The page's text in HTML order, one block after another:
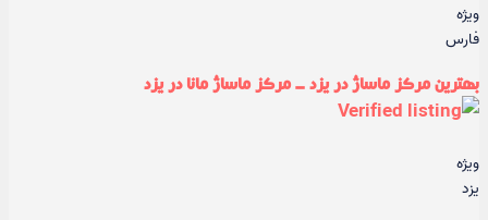
ویژه
فارس
بهترین مرکز ماساژ در یزد - مرکز ماساژ مانا در یزد
ویژه
یزد